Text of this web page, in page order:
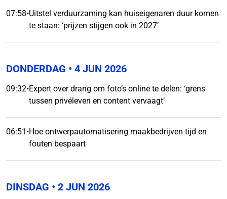
07:58•Uitstel verduurzaming kan huiseigenaren duur komen
te staan: ‘prijzen stijgen ook in 2027’
DONDERDAG • 4 JUN 2026
09:32•Expert over drang om foto’s online te delen: ‘grens
tussen privéleven en content vervaagt’
06:51 •Hoe ontwerpautomatisering maakbedrijven tijd en
fouten bespaart
DINSDAG • 2 JUN 2026